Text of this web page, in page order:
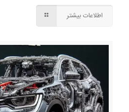
اطلاعات بیشتر